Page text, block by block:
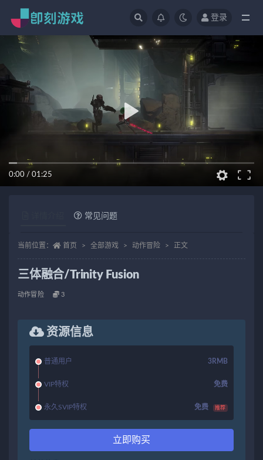
登录
0:00 / 01:25
常见问题
当前位置： 首页 全部游戏 动作冒险 正文
三体融合/Trinity Fusion
动作冒险 3
资源信息
普通用户 3RMB
VIP特权 免费
永久SVIP特权 免费 推荐
立即购买